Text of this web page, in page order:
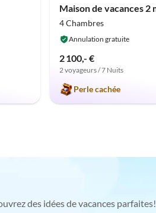
4 Chambres
Annulation gratuite
2 100,- €
2 voyageurs / 7 Nuits
Perle cachée
des idées de vacances parfaites!